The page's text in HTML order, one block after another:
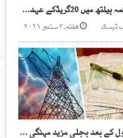
محکمہ ہیلتھ میں 20گریڈکے عہدے پر19گریڈکاافسرتعینات
ڈیسک هفته, ۴ ستمبر ۲۰۲۱